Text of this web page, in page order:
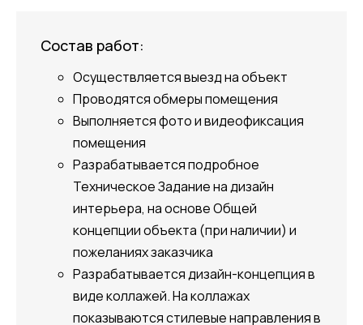
Состав работ:
Осуществляется выезд на объект
Проводятся обмеры помещения
Выполняется фото и видеофиксация
помещения
Разрабатывается подробное
Техническое Задание на дизайн
интерьера, на основе Общей
концепции объекта (при наличии) и
пожеланиях заказчика
Разрабатывается дизайн-концепция в
виде коллажей. На коллажах
показываются стилевые направления в